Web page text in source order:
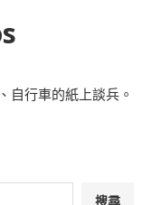
自行車的紙上談兵。
搜尋